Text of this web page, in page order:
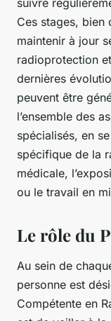
suivre
Ces stages, bien
maintenir à jour
radioprotection
dernières
peuvent être
l’ensemble des
spécialisés, en
spécifique de la
médicale,
ou le travail en
Le rôle du
Au sein de
personne est
Compétente en